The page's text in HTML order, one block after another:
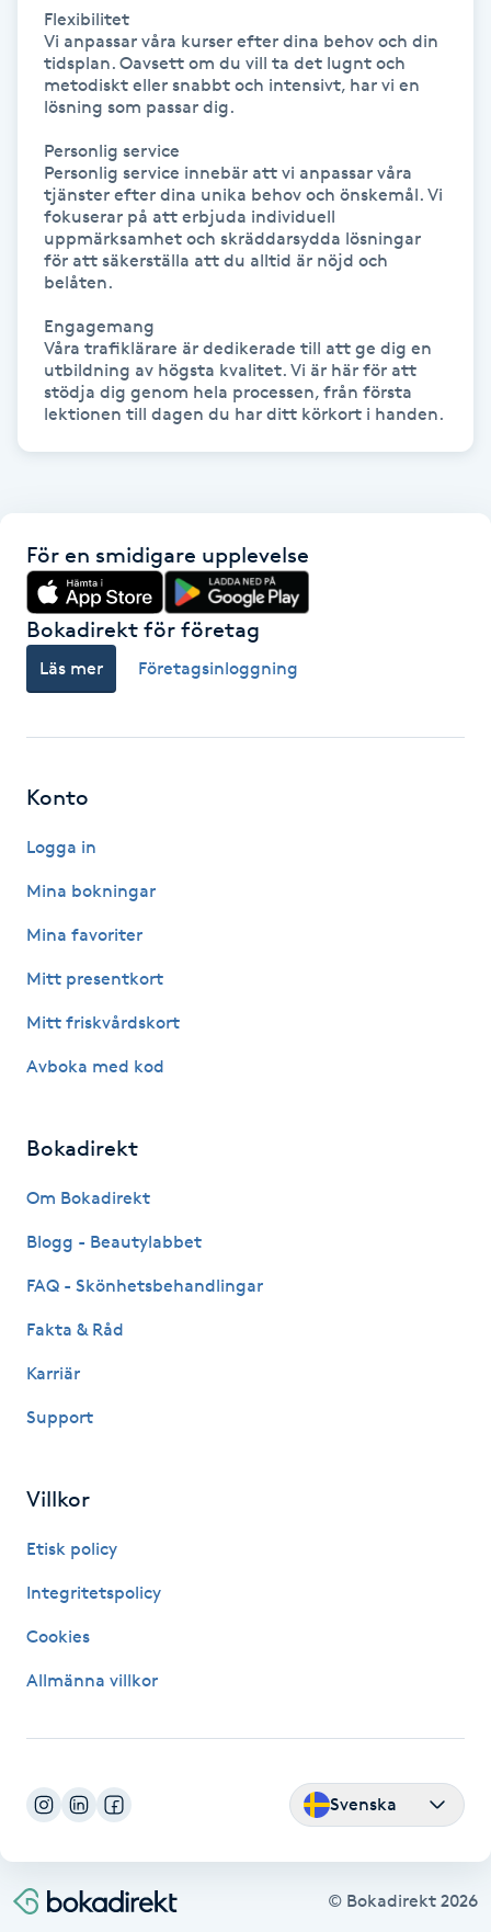
Fransrengöring
Frekvensterapi
Friskvård
Friskvårdsmassage
Frisör
Funktionsanalys
Färgning
Gel naglar
Gelenaglar
Gellack
Gruppträning
H
Headspa
Healing
HIFU
Huduppstramning
Hyperhidros
Hypnos
Flexibilitet
Vi anpassar våra kurser efter dina behov och din
tidsplan. Oavsett om du vill ta det lugnt och
metodiskt eller snabbt och intensivt, har vi en
lösning som passar dig.
Personlig service
Personlig service innebär att vi anpassar våra
tjänster efter dina unika behov och önskemål. Vi
fokuserar på att erbjuda individuell
uppmärksamhet och skräddarsydda lösningar
för att säkerställa att du alltid är nöjd och
belåten.
Engagemang
Våra trafiklärare är dedikerade till att ge dig en
utbildning av högsta kvalitet. Vi är här för att
stödja dig genom hela processen, från första
lektionen till dagen du har ditt körkort i handen.
För en smidigare upplevelse
Bokadirekt för företag
Läs mer Företagsinloggning
Konto
Logga in
Mina bokningar
Mina favoriter
Mitt presentkort
Mitt friskvårdskort
Avboka med kod
Bokadirekt
Om Bokadirekt
Blogg - Beautylabbet
FAQ - Skönhetsbehandlingar
Fakta & Råd
Karriär
Support
Villkor
Etisk policy
Integritetspolicy
Cookies
Allmänna villkor
Svenska
© Bokadirekt 2026